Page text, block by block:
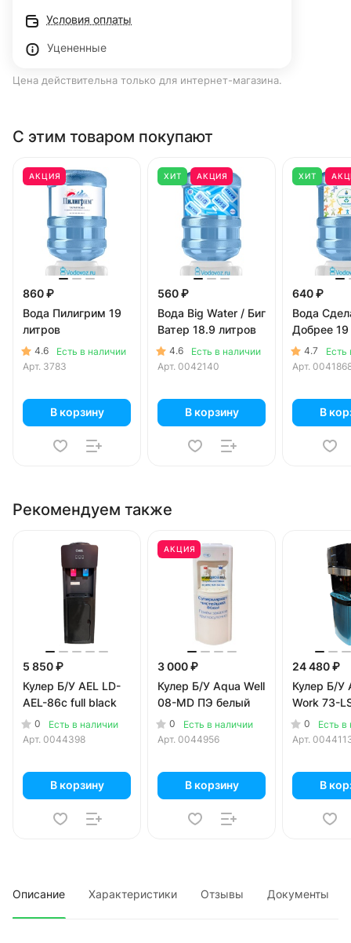
Условия оплаты
Уцененные
Цена действительна только для интернет-магазина.
С этим товаром покупают
АКЦИЯ
860 ₽
Вода Пилигрим 19
литров
4.6
Есть в наличии
Арт. 3783
В корзину
ХИТ АКЦИЯ
560 ₽
Вода Big Water / Биг
Ватер 18.9 литров
4.6
Есть в наличии
Арт. 0042140
В корзину
ХИТ
640 ₽
Вода
Добрее 19
4.7
Есть
Арт.
В
Рекомендуем также
5 850 ₽
Кулер Б/У AEL LD-
AEL-86c full black
0
Есть в наличии
Арт. 0044398
В корзину
АКЦИЯ
3 000 ₽
Кулер Б/У Aqua Well
08-MD ПЭ белый
0
Есть в наличии
Арт. 0044956
В корзину
24 480 ₽
Кулер Б/У
Work 73-
0
Есть в
Арт.
В
Описание Характеристики Отзывы Документы